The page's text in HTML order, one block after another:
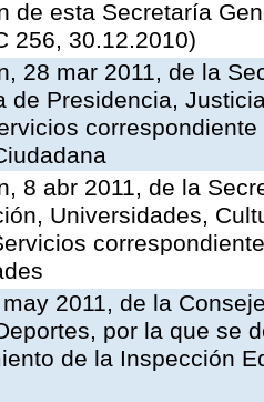
de esta Secretaría
256, 30.12.2010)
28 mar 2011, de la
de Presidencia,
8 abr 2011, de la
Universidades,
2011, de la
por la que se
de la Inspección